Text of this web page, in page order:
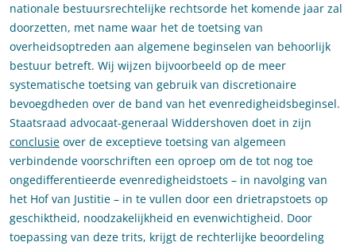
nationale bestuursrechtelijke rechtsorde het komende jaar zal
doorzetten, met name waar het de toetsing van
overheidsoptreden aan algemene beginselen van behoorlijk
bestuur betreft. Wij wijzen bijvoorbeeld op de meer
systematische toetsing van gebruik van discretionaire
bevoegdheden over de band van het evenredigheidsbeginsel.
Staatsraad advocaat-generaal Widdershoven doet in zijn
conclusie over de exceptieve toetsing van algemeen
verbindende voorschriften een oproep om de tot nog toe
ongedifferentieerde evenredigheidstoets – in navolging van
het Hof van Justitie – in te vullen door een drietrapstoets op
geschiktheid, noodzakelijkheid en evenwichtigheid. Door
toepassing van deze trits, krijgt de rechterlijke beoordeling